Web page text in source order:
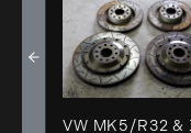
VW MK5/R32 &